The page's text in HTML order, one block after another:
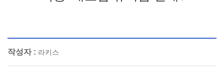
작성자 : 라키스